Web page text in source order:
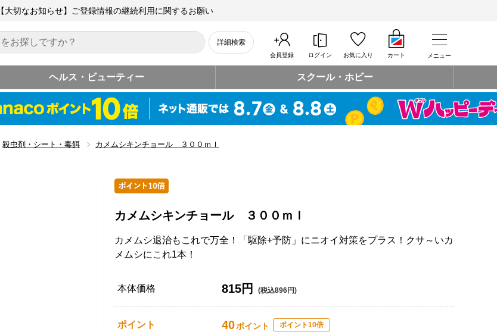
【大切なお知らせ】ご登録情報の継続利用に関するお願い
詳細検索
会員登録 ログイン お気に入り カート メニュー
ヘルス・ビューティー スクール・ホビー
殺虫剤・シート・毒餌 カメムシキンチョール ３００ｍｌ
カメムシキンチョール ３００ｍｌ
カメムシ退治もこれで万全！「駆除+予防」にニオイ対策をプラス！クサ～いカ
メムシにこれ1本！
本体価格 815円 (税込896円)
ポイント 40ポイント ポイント10倍